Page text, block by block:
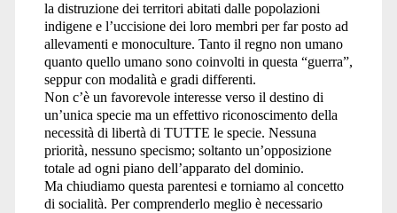
la distruzione dei territori abitati dalle popolazioni
indigene e l’uccisione dei loro membri per far posto ad
allevamenti e monoculture. Tanto il regno non umano
quanto quello umano sono coinvolti in questa “guerra”,
seppur con modalità e gradi differenti.
Non c’è un favorevole interesse verso il destino di
un’unica specie ma un effettivo riconoscimento della
necessità di libertà di TUTTE le specie. Nessuna
priorità, nessuno specismo; soltanto un’opposizione
totale ad ogni piano dell’apparato del dominio.
Ma chiudiamo questa parentesi e torniamo al concetto
di socialità. Per comprenderlo meglio è necessario